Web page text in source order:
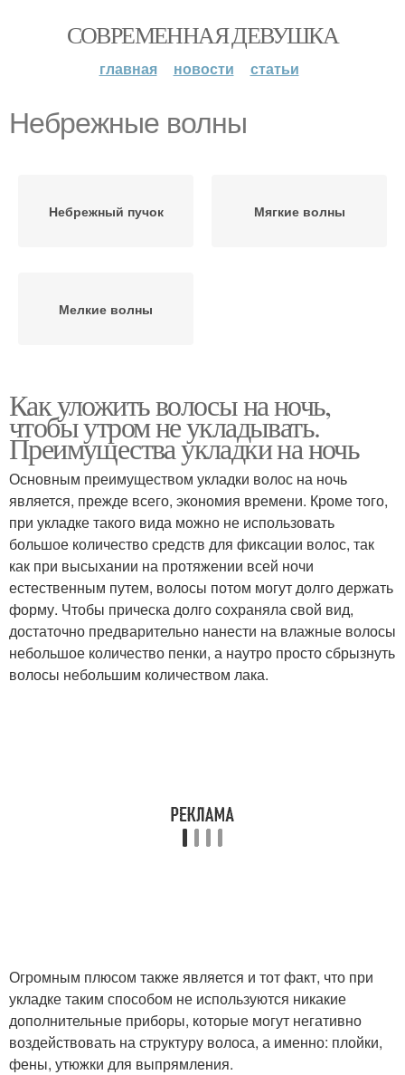
СОВРЕМЕННАЯ ДЕВУШКА
главная новости статьи
Небрежные волны
Небрежный пучок Мягкие волны
Мелкие волны
Как уложить волосы на ночь,
чтобы утром не укладывать.
Преимущества укладки на ночь
Основным преимуществом укладки волос на ночь
является, прежде всего, экономия времени. Кроме того,
при укладке такого вида можно не использовать
большое количество средств для фиксации волос, так
как при высыхании на протяжении всей ночи
естественным путем, волосы потом могут долго держать
форму. Чтобы прическа долго сохраняла свой вид,
достаточно предварительно нанести на влажные волосы
небольшое количество пенки, а наутро просто сбрызнуть
волосы небольшим количеством лака.
Огромным плюсом также является и тот факт, что при
укладке таким способом не используются никакие
дополнительные приборы, которые могут негативно
воздействовать на структуру волоса, а именно: плойки,
фены, утюжки для выпрямления.